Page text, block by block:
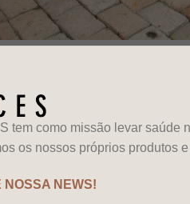
tem como missão levar saúde
os nossos próprios produtos
NOSSA NEWS!